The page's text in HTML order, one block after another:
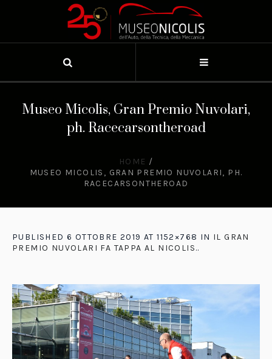
Museo Micolis, Gran Premio Nuvolari,
ph. Racecarsontheroad
HOME /
MUSEO MICOLIS, GRAN PREMIO NUVOLARI, PH.
RACECARSONTHEROAD
PUBLISHED 6 OTTOBRE 2019 AT 1152×768 IN IL GRAN
PREMIO NUVOLARI FA TAPPA AL NICOLIS..